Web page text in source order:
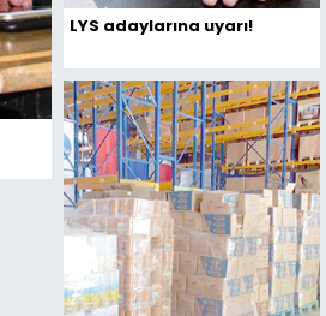
LYS adaylarına uyarı!